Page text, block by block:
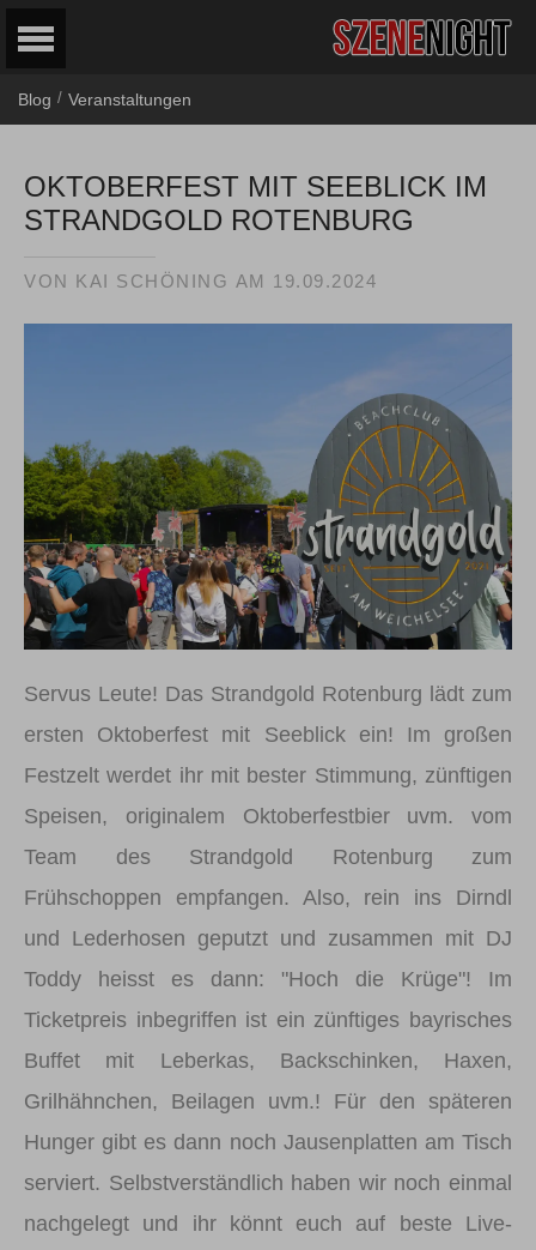
Blog / Veranstaltungen
OKTOBERFEST MIT SEEBLICK IM
STRANDGOLD ROTENBURG
VON KAI SCHÖNING AM 19.09.2024
Servus Leute! Das Strandgold Rotenburg lädt zum
ersten Oktoberfest mit Seeblick ein! Im großen
Festzelt werdet ihr mit bester Stimmung, zünftigen
Speisen, originalem Oktoberfestbier uvm. vom
Team des Strandgold Rotenburg zum
Frühschoppen empfangen. Also, rein ins Dirndl
und Lederhosen geputzt und zusammen mit DJ
Toddy heisst es dann: "Hoch die Krüge"! Im
Ticketpreis inbegriffen ist ein zünftiges bayrisches
Buffet mit Leberkas, Backschinken, Haxen,
Grilhähnchen, Beilagen uvm.! Für den späteren
Hunger gibt es dann noch Jausenplatten am Tisch
serviert. Selbstverständlich haben wir noch einmal
nachgelegt und ihr könnt euch auf beste Live-